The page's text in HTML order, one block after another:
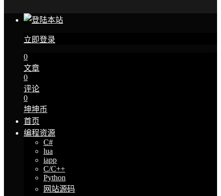
立即登录
0
文章
0
评论
0
坤坤币
首页
编程资源
C#
lua
iapp
C/C++
Python
网站源码